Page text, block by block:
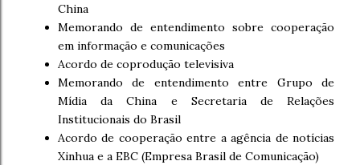
China
Memorando de entendimento sobre cooperação
em informação e comunicações
Acordo de coprodução televisiva
Memorando de entendimento entre Grupo de
Mídia da China e Secretaria de Relações
Institucionais do Brasil
Acordo de cooperação entre a agência de notícias
Xinhua e a EBC (Empresa Brasil de Comunicação)